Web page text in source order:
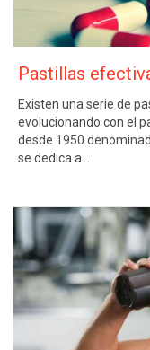
Pastillas
Existen una serie de
evolucionando con el
desde 1950
se dedica a…